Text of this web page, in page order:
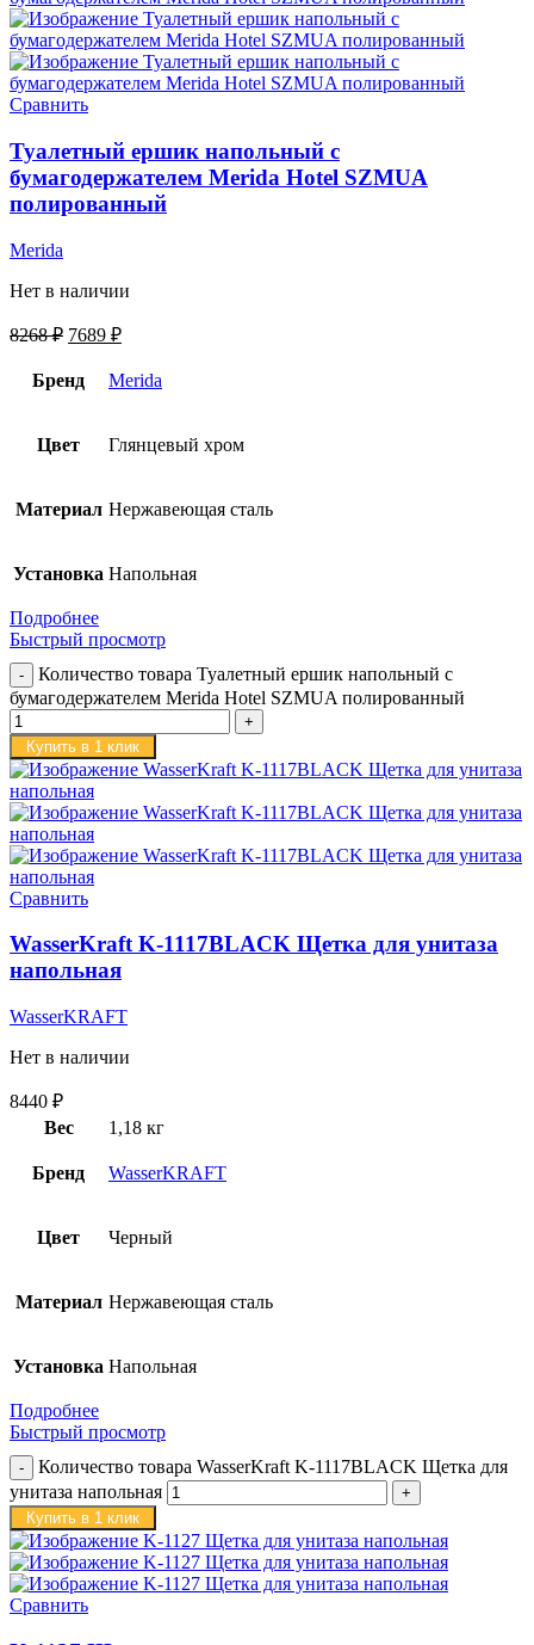
Сравнить
Туалетный ершик напольный с
бумагодержателем Merida Hotel SZMUA
полированный
Merida
Нет в наличии
8268₽ 7689 ₽
Бренд Merida
Цвет Глянцевый хром
Материал Нержавеющая сталь
Установка Напольная
Подробнее
Быстрый просмотр
Количество товара Туалетный ершик напольный с
бумагодержателем Merida Hotel SZMUA полированный
Купить в 1 клик
Сравнить
WasserKraft K-1117BLACK Щетка для унитаза
напольная
WasserKRAFT
Нет в наличии
8440 ₽
Вес
1,18 кг
Бренд WasserKRAFT
Цвет Черный
Материал Нержавеющая сталь
Установка Напольная
Подробнее
Быстрый просмотр
Количество товара WasserKraft K-1117BLACK Щетка для
унитаза напольная
Купить в 1 клик
Сравнить